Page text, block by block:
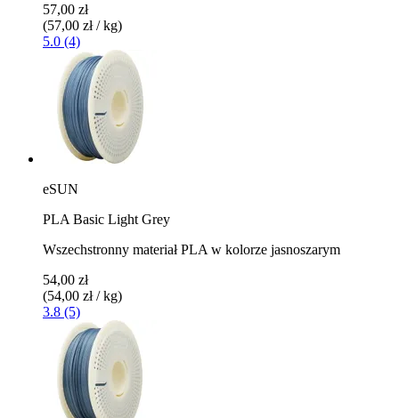
57,00 zł
(57,00 zł / kg)
5.0 (4)
eSUN
PLA Basic Light Grey
Wszechstronny materiał PLA w kolorze jasnoszarym
54,00 zł
(54,00 zł / kg)
3.8 (5)